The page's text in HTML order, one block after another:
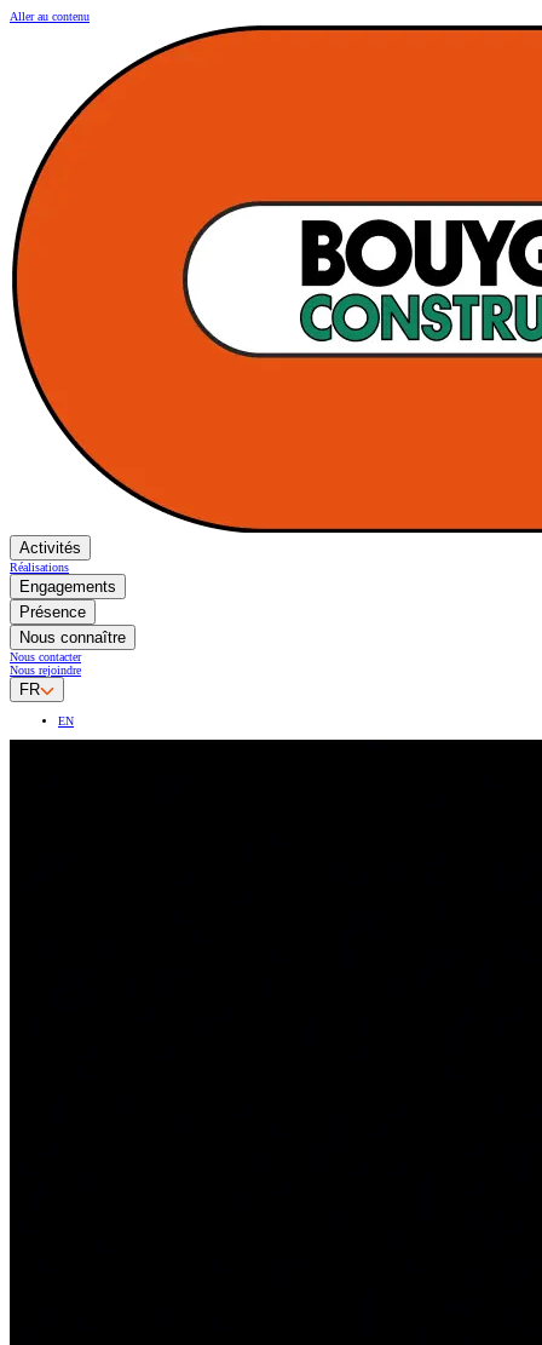
Aller au contenu
Activités
Réalisations
Engagements
Présence
Nous connaître
Nous contacter
Nous rejoindre
FR
EN